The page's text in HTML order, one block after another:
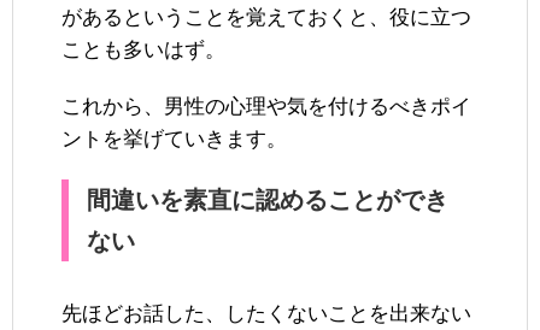
があるということを覚えておくと、役に立つ
ことも多いはず。
これから、男性の心理や気を付けるべきポイ
ントを挙げていきます。
間違いを素直に認めることができ
ない
先ほどお話した、したくないことを出来ない